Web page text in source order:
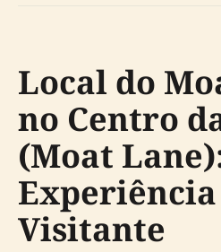
Local do
no Centro
(Moat
Visitante